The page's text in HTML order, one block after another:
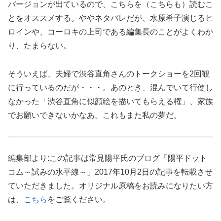
バージョンが出ているので、こちらを（こちらも）読むこ
とをオススメする。ややネタバレだが、水原希子演じるヒ
ロインや、コーロキの上司である編集長のことがよくわか
り、たまらない。
そういえば、夫婦で渋谷直角さんのトークショーを2回観
に行っているのだが・・・。あのとき、混んでいて行使し
なかった「渋谷直角に似顔絵を描いてもらえる権」、家族
でお願いできないかなあ。これもまた私の夢だ。
編集部より:この記事は常見陽平氏のブログ「陽平ドット
コム～試みの水平線～」2017年10月2日の記事を転載させ
ていただきました。オリジナル原稿をお読みになりたい方
は、
こちら をご覧ください。